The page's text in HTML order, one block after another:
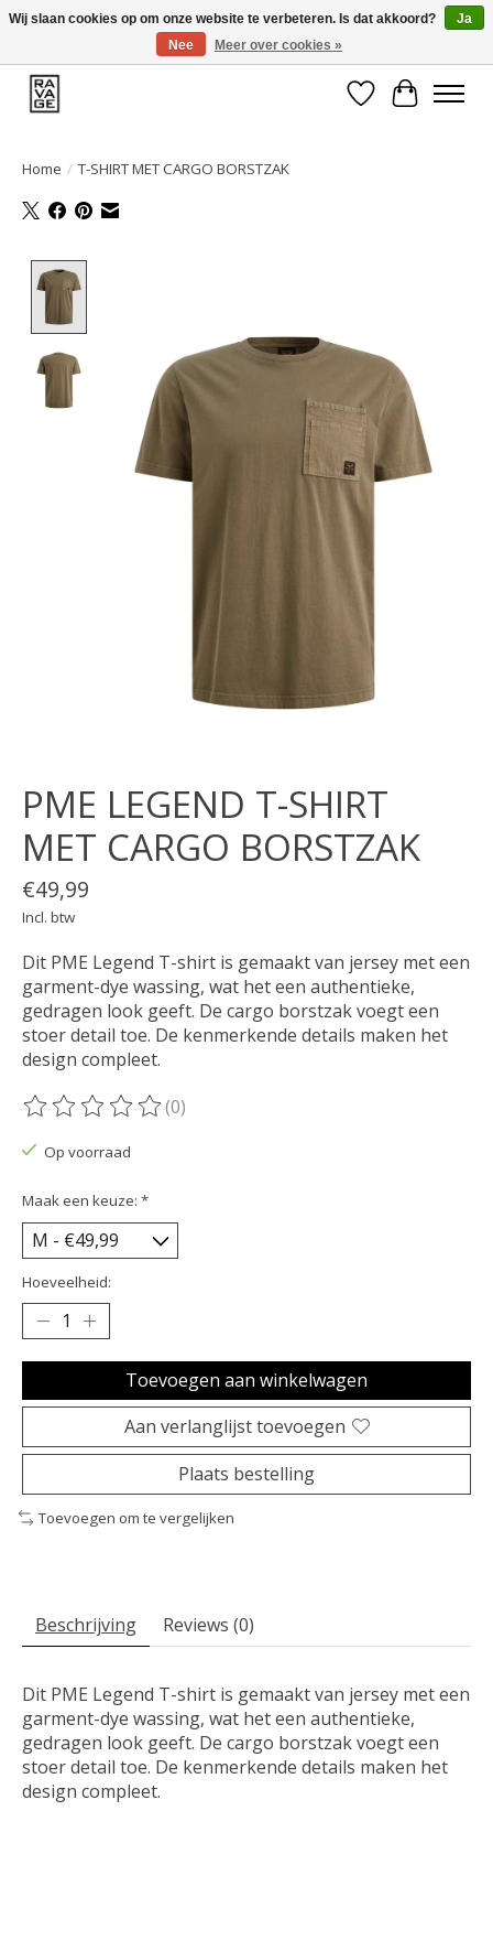
EEN GROOT ASSORTIMENT VAN TOP MERKEN!
Verlanglijst
Home / T-SHIRT MET CARGO BORSTZAK
PME LEGEND T-SHIRT
MET CARGO BORSTZAK
€49,99
Incl. btw
Dit PME Legend T-shirt is gemaakt van jersey met een
garment-dye wassing, wat het een authentieke,
gedragen look geeft. De cargo borstzak voegt een
stoer detail toe. De kenmerkende details maken het
design compleet.
De beoordeling van dit product is
(0)
Op voorraad
Maak een keuze: *
Hoeveelheid:
Toevoegen aan winkelwagen
Aan verlanglijst toevoegen
Plaats bestelling
Toevoegen om te vergelijken
Beschrijving Reviews (0)
Dit PME Legend T-shirt is gemaakt van jersey met een
garment-dye wassing, wat het een authentieke,
gedragen look geeft. De cargo borstzak voegt een
stoer detail toe. De kenmerkende details maken het
design compleet.
Wij slaan cookies op om onze website te verbeteren. Is dat akkoord?
Ja
Nee
Meer over cookies »